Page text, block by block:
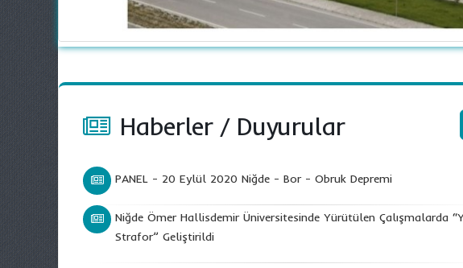
Haberler/ Duyurular
PANEL - 20 Eylül 2020 Niğde - Bor - Obruk Depremi
Niğde Ömer Hallisdemir Üniversitesinde Yürütülen Çalışmalarda
Strafor” Geliştirildi